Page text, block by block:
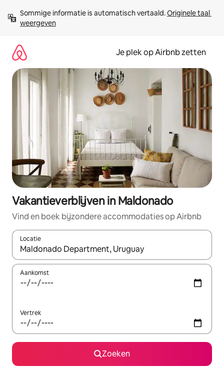
direct
naar
Sommige informatie is automatisch vertaald. Originele taal
weergeven
Je plek op Airbnb zetten
Vakantieverblijven in Maldonado
Vind en boek bijzondere accommodaties op Airbnb
Locatie
Wanneer er resultaten beschikbaar zijn, maak je een keuze
Aankomst
Vertrek
Zoeken